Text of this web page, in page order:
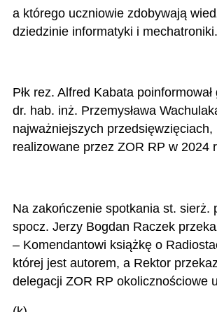
a którego uczniowie zdobywają
dziedzinie informatyki i mechatroniki.
Płk rez. Alfred Kabata
dr. hab. inż. Przemysława
najważniejszych przedsięwzięciach,
realizowane przez ZOR RP w 2024
Na zakończenie spotkania st. sierż.
spocz. Jerzy Bogdan Raczek
– Komendantowi książkę o
której jest autorem, a Rektor
delegacji ZOR RP okolicznościowe